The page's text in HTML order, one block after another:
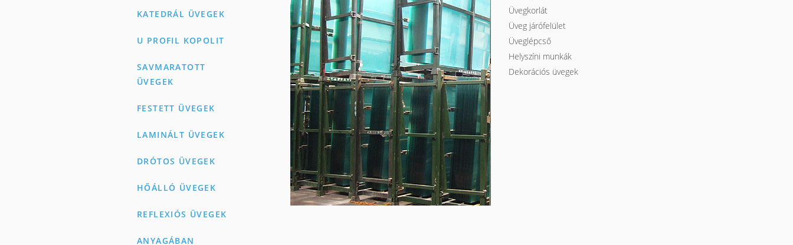
KATEDRÁL ÜVEGEK
U PROFIL KOPOLIT
SAVMARATOTT
ÜVEGEK
FESTETT ÜVEGEK
LAMINÁLT ÜVEGEK
DRÓTOS ÜVEGEK
HŐÁLLÓ ÜVEGEK
REFLEXIÓS ÜVEGEK
ANYAGÁBAN
Üvegkorlát
Üveg járófelület
Üveglépcső
Helyszíni munkák
Dekorációs üvegek